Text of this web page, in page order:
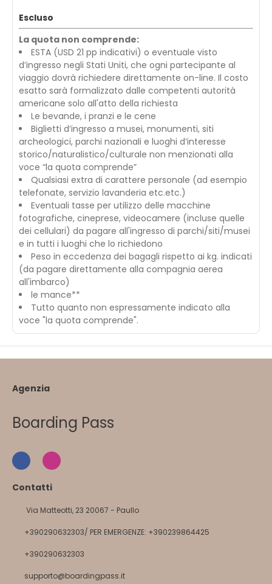
Escluso
La quota non comprende:
ESTA (USD 21 pp indicativi) o eventuale visto
d’ingresso negli Stati Uniti, che ogni partecipante al
viaggio dovrà richiedere direttamente on-line. Il costo
esatto sarà formalizzato dalle competenti autorità
americane solo all'atto della richiesta
Le bevande, i pranzi e le cene
Biglietti d’ingresso a musei, monumenti, siti
archeologici, parchi nazionali e luoghi d’interesse
storico/naturalistico/culturale non menzionati alla
voce “la quota comprende”
Qualsiasi extra di carattere personale (ad esempio
telefonate, servizio lavanderia etc.etc.)
Eventuali tasse per utilizzo delle macchine
fotografiche, cineprese, videocamere (incluse quelle
dei cellulari) da pagare all'ingresso di parchi/siti/musei
e in tutti i luoghi che lo richiedono
Peso in eccedenza dei bagagli rispetto ai kg. indicati
(da pagare direttamente alla compagnia aerea
all'imbarco)
le mance**
Tutto quanto non espressamente indicato alla
voce "la quota comprende".
Agenzia
Boarding Pass
Contatti
Via Matteotti, 23 20067 - Paullo
+390290632303/ PER EMERGENZE: +390239864425
+390290632303
supporto@boardingpass.it